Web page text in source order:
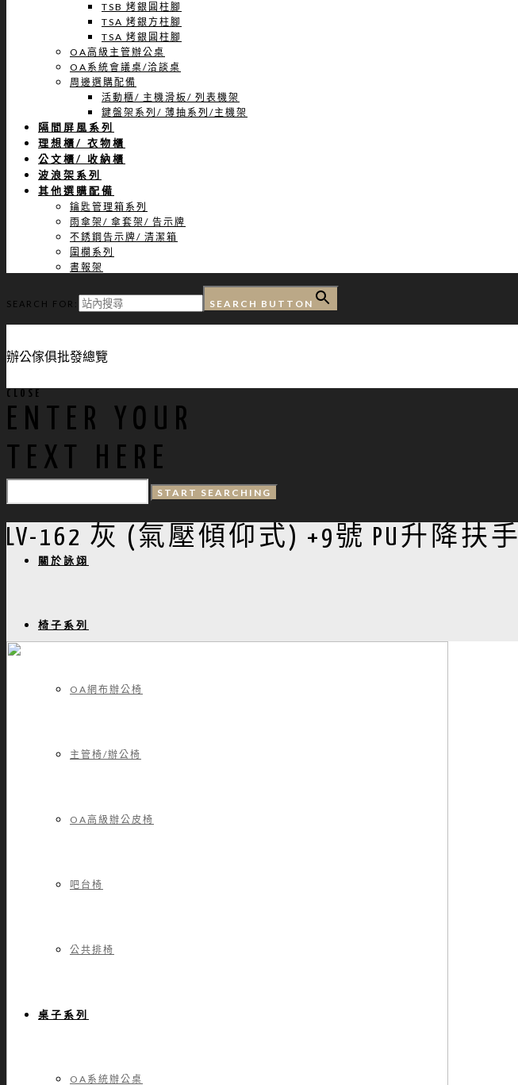
TSB 烤銀圓柱腳
TSA 烤銀方柱腳
TSA 烤銀圓柱腳
OA高級主管辦公桌
OA系統會議桌/洽談桌
周邊選購配備
活動櫃/ 主機滑板/ 列表機架
鍵盤架系列/ 薄抽系列/主機架
隔間屏風系列
理想櫃/ 衣物櫃
公文櫃/ 收納櫃
波浪架系列
其他選購配備
鑰匙管理箱系列
雨傘架/ 傘套架/ 告示牌
不銹鋼告示牌/ 清潔箱
圍欄系列
書報架
SEARCH FOR: SEARCH BUTTON
辦公傢俱批發總覽
關於詠翊
椅子系列
OA網布辦公椅
主管椅/辦公椅
OA高級辦公皮椅
吧台椅
公共排椅
桌子系列
OA系統辦公桌
CLOSE
ENTER YOUR
TEXT HERE
LV-162 灰 (氣壓傾仰式) +9號 PU升降扶手